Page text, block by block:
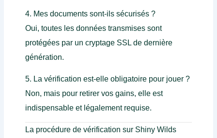
4. Mes documents sont-ils sécurisés ?
Oui, toutes les données transmises sont
protégées par un cryptage SSL de dernière
génération.
5. La vérification est-elle obligatoire pour jouer ?
Non, mais pour retirer vos gains, elle est
indispensable et légalement requise.
La procédure de vérification sur Shiny Wilds